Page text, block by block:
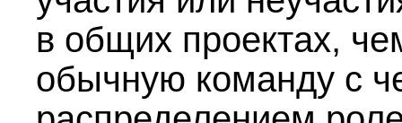
в общих проектах,
обычную команду с